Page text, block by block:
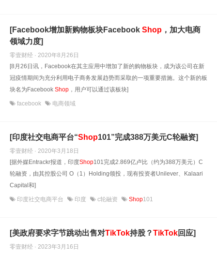
[Facebook增加新购物板块Facebook Shop ，加大电商
领域力度]
零壹财经 · 2020年8月26日
[8月26日讯，Facebook在其主应用中增加了新的购物板块，成为该公司在新
冠疫情期间为充分利用电子商务发展趋势而采取的一项重要措施。这个新的板
块名为Facebook Shop ，用户可以通过该板块]
facebook 电商领域
[印度社交电商平台“Shop101”完成388万美元C轮融资]
零壹财经 · 2020年3月18日
[据外媒Entrackr报道，印度Shop101完成2.869亿卢比（约为388万美元）C
轮融资，由其控股公司 O（1）Holding领投，现有投资者Unilever、Kalaari
Capital和]
印度社交电商平台 印度 c轮融资 Shop101
[美政府要求字节跳动出售对TikTok持股？TikTok回应]
零壹财经 · 2023年3月16日